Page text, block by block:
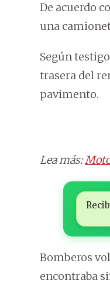
De acuerdo
una
Según
trasera del
pavimento.
Lea más:
Bomberos
encontraba